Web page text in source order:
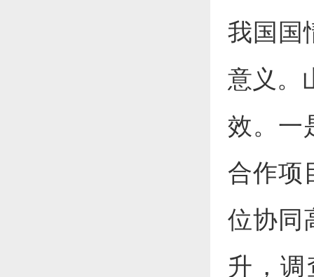
我国国
意义。
效。一
合作项
位协同
升，